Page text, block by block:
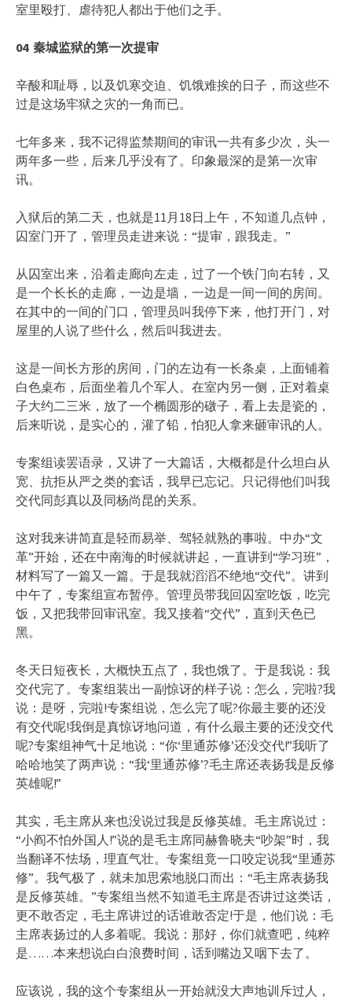
室里殴打、虐待犯人都出于他们之手。
04 秦城监狱的第一次提审
辛酸和耻辱，以及饥寒交迫、饥饿难挨的日子，而这些不
过是这场牢狱之灾的一角而已。
七年多来，我不记得监禁期间的审讯一共有多少次，头一
两年多一些，后来几乎没有了。印象最深的是第一次审
讯。
入狱后的第二天，也就是11月18日上午，不知道几点钟，
囚室门开了，管理员走进来说：“提审，跟我走。”
从囚室出来，沿着走廊向左走，过了一个铁门向右转，又
是一个长长的走廊，一边是墙，一边是一间一间的房间。
在其中的一间的门口，管理员叫我停下来，他打开门，对
屋里的人说了些什么，然后叫我进去。
这是一间长方形的房间，门的左边有一长条桌，上面铺着
白色桌布，后面坐着几个军人。在室内另一侧，正对着桌
子大约二三米，放了一个椭圆形的礅子，看上去是瓷的，
后来听说，是实心的，灌了铅，怕犯人拿来砸审讯的人。
专案组读罢语录，又讲了一大篇话，大概都是什么坦白从
宽、抗拒从严之类的套话，我早已忘记。只记得他们叫我
交代同彭真以及同杨尚昆的关系。
这对我来讲简直是轻而易举、驾轻就熟的事啦。中办“文
革”开始，还在中南海的时候就讲起，一直讲到“学习班”，
材料写了一篇又一篇。于是我就滔滔不绝地“交代”。讲到
中午了，专案组宣布暂停。管理员带我回囚室吃饭，吃完
饭，又把我带回审讯室。我又接着“交代”，直到天色已
黑。
冬天日短夜长，大概快五点了，我也饿了。于是我说：我
交代完了。专案组装出一副惊讶的样子说：怎么，完啦?我
说：是呀，完啦!专案组说，怎么完了呢?你最主要的还没
有交代呢!我倒是真惊讶地问道，有什么最主要的还没交代
呢?专案组神气十足地说：“你‘里通苏修’还没交代!”我听了
哈哈地笑了两声说：“我‘里通苏修’?毛主席还表扬我是反修
英雄呢!”
其实，毛主席从来也没说过我是反修英雄。毛主席说过：
“小阎不怕外国人!”说的是毛主席同赫鲁晓夫“吵架”时，我
当翻译不怯场，理直气壮。专案组竟一口咬定说我“里通苏
修”。我气极了，就未加思索地脱口而出：“毛主席表扬我
是反修英雄。”专案组当然不知道毛主席是否讲过这类话，
更不敢否定，毛主席讲过的话谁敢否定!于是，他们说：毛
主席表扬过的人多着呢。我说：那好，你们就查吧，纯粹
是……本来想说白白浪费时间，话到嘴边又咽下去了。
应该说，我的这个专案组从一开始就没大声地训斥过人，